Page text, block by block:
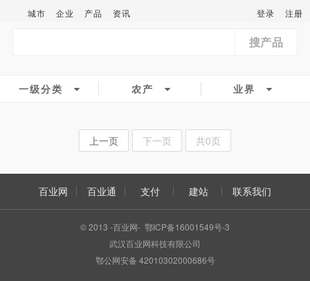
城市 企业 产品 资讯 登录 注册
搜产品
一级分类 农产 业界
上一页 下一页 共0页
百业网 百业通 支付 建站 联系我们
© 2013 -百业网- 鄂ICP备16001549号-3
武汉百业网科技有限公司
鄂公网安备 42010302000686号